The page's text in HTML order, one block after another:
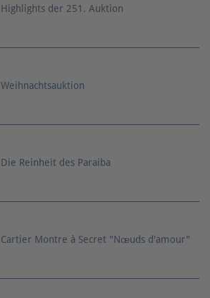
Highlights der 251. Auktion
Weihnachtsauktion
Die Reinheit des Paraiba
Cartier Montre à Secret "Nœuds d'amour"